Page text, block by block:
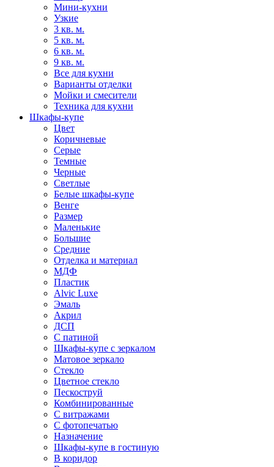
Мини-кухни
Узкие
3 кв. м.
5 кв. м.
6 кв. м.
9 кв. м.
Все для кухни
Варианты отделки
Мойки и смесители
Техника для кухни
Шкафы-купе
Цвет
Коричневые
Серые
Темные
Черные
Светлые
Белые шкафы-купе
Венге
Размер
Маленькие
Большие
Средние
Отделка и материал
МДФ
Пластик
Alvic Luxe
Эмаль
Акрил
ДСП
С патиной
Шкафы-купе с зеркалом
Матовое зеркало
Стекло
Цветное стекло
Пескоструй
Комбинированные
С витражами
С фотопечатью
Назначение
Шкафы-купе в гостиную
В коридор